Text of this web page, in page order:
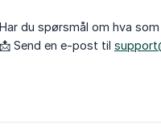
Har du spørsmål om hva
📩 Send en e-post til